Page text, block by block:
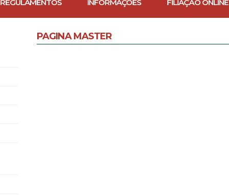
REGULAMENTOS INFORMAÇÕES FILIAÇÃO ONLINE
PAGINA MASTER